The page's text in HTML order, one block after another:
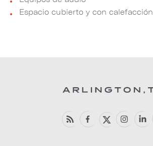
Espacio cubierto y con calefacción